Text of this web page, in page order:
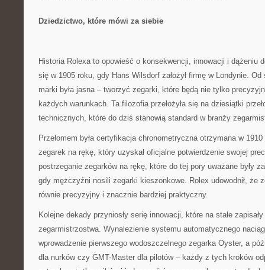
Dziedzictwo, które mówi za siebie
Historia Rolexa to opowieść o konsekwencji, innowacji i dążeniu
się w 1905 roku, gdy Hans Wilsdorf założył firmę w Londynie.
marki była jasna – tworzyć zegarki, które będą nie tylko
każdych warunkach. Ta filozofia przełożyła się na dziesiątki
technicznych, które do dziś stanowią standard w branży
Przełomem była certyfikacja chronometryczna otrzymana w
zegarek na rękę, który uzyskał oficjalne potwierdzenie swojej
postrzeganie zegarków na rękę, które do tej pory uważane były
gdy mężczyźni nosili zegarki kieszonkowe. Rolex udowodnił, że
równie precyzyjny i znacznie bardziej praktyczny.
Kolejne dekady przyniosły serię innowacji, które na stałe
zegarmistrzostwa. Wynalezienie systemu automatycznego
wprowadzenie pierwszego wodoszczelnego zegarka Oyster, a
dla nurków czy GMT-Master dla pilotów – każdy z tych kroków